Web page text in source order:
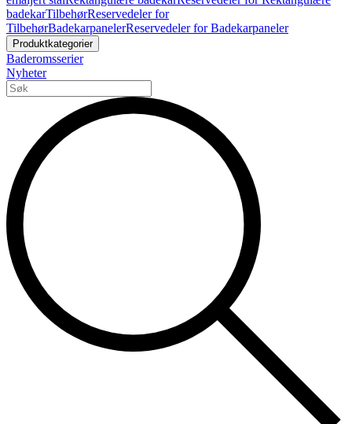
badekarTilbehørReservedeler for
TilbehørBadekarpanelerReservedeler for Badekarpaneler
Produktkategorier
Baderomsserier
Nyheter